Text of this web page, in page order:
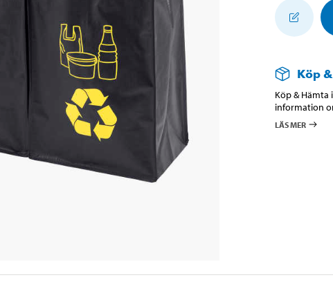
Köp
Köp &
information
LÄS MER